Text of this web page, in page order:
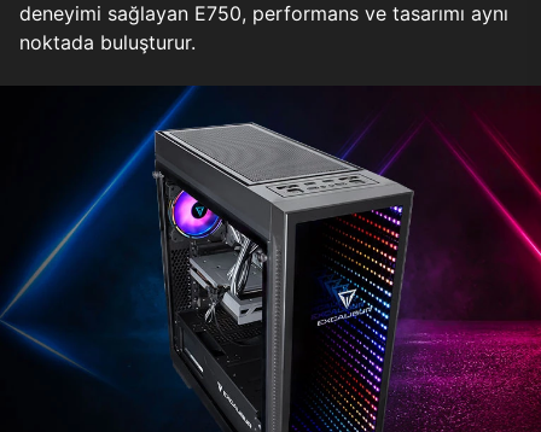
deneyimi sağlayan E750, performans ve tasarımı aynı
noktada buluşturur.